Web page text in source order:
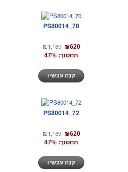
PS80014_70
₪1,169 ₪620
תחסוך: 47%
PS80014_72
₪1,169 ₪620
תחסוך: 47%